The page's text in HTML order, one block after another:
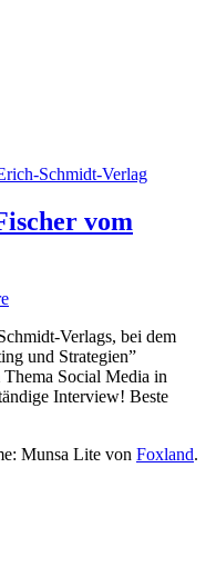
vom
zu
mit
Dietmar
Fischer
vom
Verlag
Ver­lags, bei dem
und Strate­gien”
Social Media in
Inter­view! Beste
Munsa Lite von Foxland.